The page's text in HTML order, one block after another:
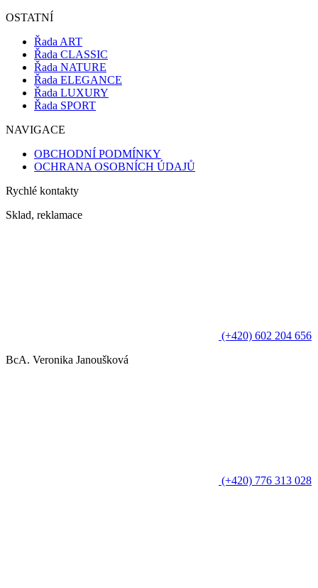
OSTATNÍ
Řada ART
Řada CLASSIC
Řada NATURE
Řada ELEGANCE
Řada LUXURY
Řada SPORT
NAVIGACE
OBCHODNÍ PODMÍNKY
OCHRANA OSOBNÍCH ÚDAJŮ
Rychlé kontakty
Sklad, reklamace
(+420) 602 204 656
BcA. Veronika Janoušková
(+420) 776 313 028